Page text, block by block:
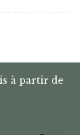
à partir de
|